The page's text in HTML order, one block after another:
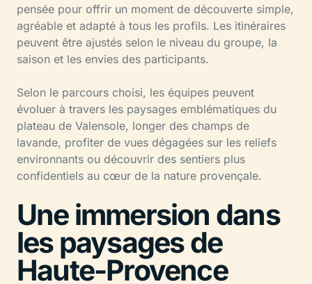
pensée pour offrir un moment de découverte simple,
agréable et adapté à tous les profils. Les itinéraires
peuvent être ajustés selon le niveau du groupe, la
saison et les envies des participants.
Selon le parcours choisi, les équipes peuvent
évoluer à travers les paysages emblématiques du
plateau de Valensole, longer des champs de
lavande, profiter de vues dégagées sur les reliefs
environnants ou découvrir des sentiers plus
confidentiels au cœur de la nature provençale.
Une immersion dans
les paysages de
Haute-Provence